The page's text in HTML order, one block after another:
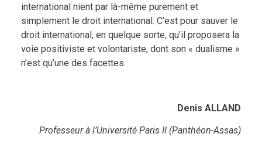
international nient par là-même purement et
simplement le droit international. C’est pour sauver le
droit international, en quelque sorte, qu’il proposera la
voie positiviste et volontariste, dont son « dualisme »
n’est qu’une des facettes.
Denis ALLAND
Professeur à l’Université Paris II (Panthéon-Assas)